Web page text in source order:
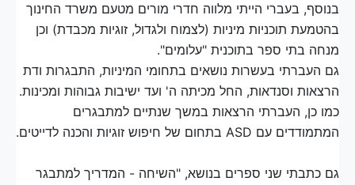
בנוסף, בעברי הייתי מלווה חדרי מורים מטעם משרד החינוך
בהטמעת תוכניות מיניות (לצמוח ולגדול, זוגיות מכבדת) וכן
מנחה בתי ספר בתוכנית "עלומים".
גם העברתי בעשרות נושאים בתחומי המיניות, התבגרות ודת
הרצאות וסנדאות, החל מכיתה ה' ועד ישיבות גבוהות ומכינות.
כמו כן, העברתי הרצאות במשך שנתיים למתבגרים
המתמודדים עם ASD בתחום של חיפוש זוגיות והכנה לדייטים.
גם כתבתי שני ספרים בנושא, "השיחה - המדריך למתבגר